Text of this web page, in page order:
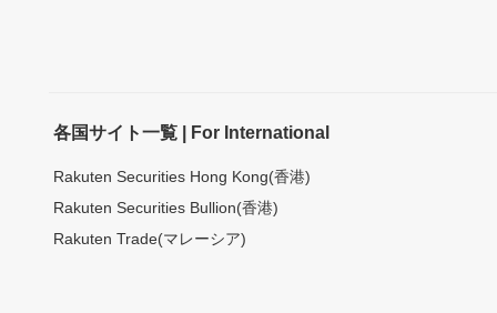
各国サイト一覧 | For International
Rakuten Securities Hong Kong(香港)
Rakuten Securities Bullion(香港)
Rakuten Trade(マレーシア)